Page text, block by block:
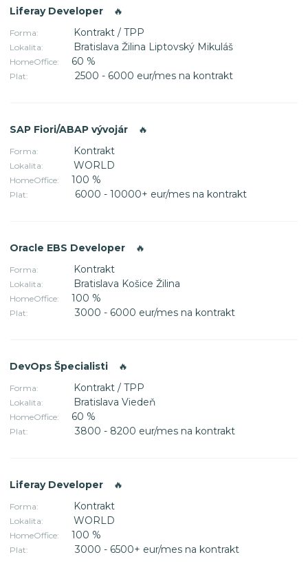
Liferay Developer 🔥
Forma: Kontrakt / TPP
Lokalita: Bratislava Žilina Liptovský Mikuláš
HomeOffice: 60 %
Plat: 2500 - 6000 eur/mes na kontrakt
SAP Fiori/ABAP vývojár 🔥
Forma: Kontrakt
Lokalita: WORLD
HomeOffice: 100 %
Plat: 6000 - 10000+ eur/mes na kontrakt
Oracle EBS Developer 🔥
Forma: Kontrakt
Lokalita: Bratislava Košice Žilina
HomeOffice: 100 %
Plat: 3000 - 6000 eur/mes na kontrakt
DevOps Špecialisti 🔥
Forma: Kontrakt / TPP
Lokalita: Bratislava Viedeň
HomeOffice: 60 %
Plat: 3800 - 8200 eur/mes na kontrakt
Liferay Developer 🔥
Forma: Kontrakt
Lokalita: WORLD
HomeOffice: 100 %
Plat: 3000 - 6500+ eur/mes na kontrakt